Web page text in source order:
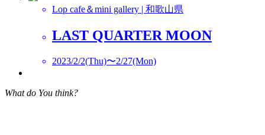
Lop cafe＆mini gallery | 和歌山県
LAST QUARTER MOON
2023/2/2(Thu)〜2/27(Mon)
What do You think?